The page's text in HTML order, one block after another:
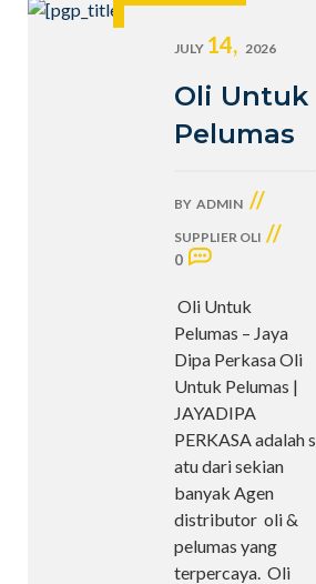
JULY 14, 2026
Oli Untuk
Pelumas
BY ADMIN //
SUPPLIER OLI //
0
Oli Untuk
Pelumas – Jaya
Dipa Perkasa Oli
Untuk Pelumas |
JAYADIPA
PERKASA adalah s
atu dari sekian
banyak Agen
distributor oli &
pelumas yang
terpercaya. Oli